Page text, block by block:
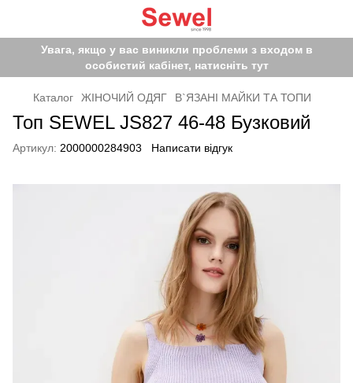
Увага, якщо у вас виникли проблеми з входом в
особистий кабінет, натисніть тут
Каталог ЖІНОЧИЙ ОДЯГ В`ЯЗАНІ МАЙКИ ТА ТОПИ
Топ SEWEL JS827 46-48 Бузковий
Артикул: 2000000284903 Написати відгук